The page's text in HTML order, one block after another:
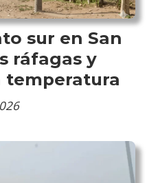
sur en San
ráfagas y
temperatura